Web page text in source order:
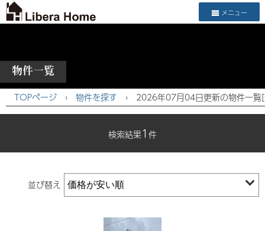
メニュー
物件一覧
TOPページ › 物件を探す › 2026年07月04日更新の物件一覧
検索結果1 件
並び替え